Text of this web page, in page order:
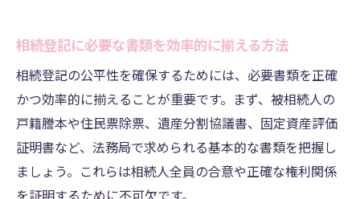
相続登記に必要な書類を効率的に揃える方法
相続登記の公平性を確保するためには、必要書類を正確
かつ効率的に揃えることが重要です。まず、被相続人の
戸籍謄本や住民票除票、遺産分割協議書、固定資産評価
証明書など、法務局で求められる基本的な書類を把握し
ましょう。これらは相続人全員の合意や正確な権利関係